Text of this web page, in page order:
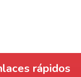
rápidos